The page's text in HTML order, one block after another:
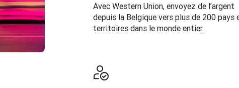
Avec Western Union, envoyez de l’argent
depuis la Belgique vers plus de 200 pays
territoires dans le monde entier.